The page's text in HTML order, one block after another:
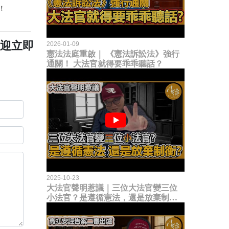
立即 2026-01-09
憲法法庭重啟｜ 《憲法訴訟法》強行
通關！ 大法官就得要乖乖聽話？
2025-10-23
大法官聲明惹議｜三位大法官變三位
小法官？是遵循憲法，還是放棄制衡